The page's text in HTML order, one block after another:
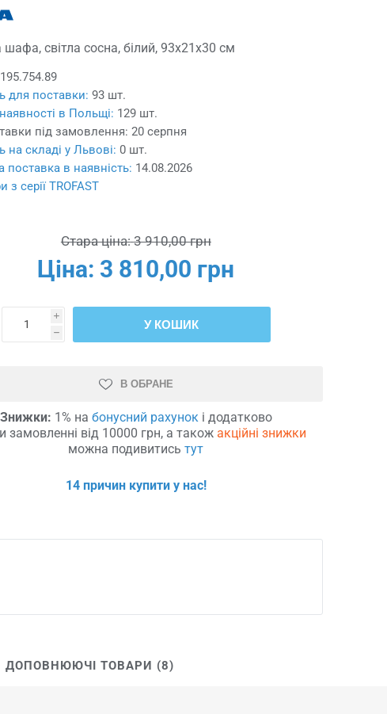
шафа, світла сосна, білий, 93x21x30 см
195.754.89
для поставки: 93 шт.
в Польщі: 129 шт.
під замовлення: 20 серпня
на складі у Львові: 0 шт.
поставка в наявність: 14.08.2026
з серії TROFAST
Стара ціна: 3 910,00 грн
Ціна: 3 810,00 грн
i
h
У КОШИК
В ОБРАНЕ
Знижки: 1% на бонусний рахунок і додатково
замовленні від 10000 грн, а такожакційні знижки
можна подивитисьтут
14 причин купити у нас!
ДОПОВНЮЮЧІ ТОВАРИ (8)